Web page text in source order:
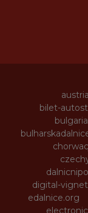
bilet-
digital-
edalnice.org